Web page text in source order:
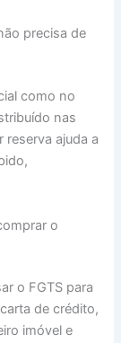
precisa de
como no
nas
ajuda a
o
o FGTS para
de crédito,
imóvel e